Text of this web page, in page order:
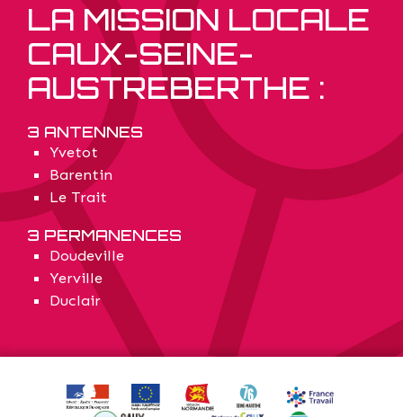
LA MISSION LOCALE
CAUX-SEINE-
AUSTREBERTHE :
3 ANTENNES
Yvetot
Barentin
Le Trait
3 PERMANENCES
Doudeville
Yerville
Duclair